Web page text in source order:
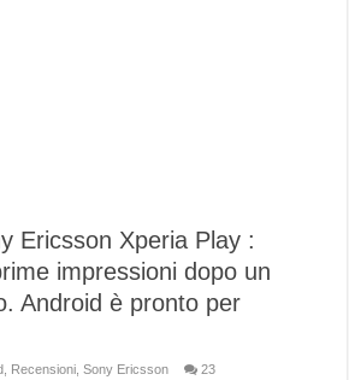
Ericsson Xperia Play :
impressioni dopo un
Android è pronto per
Recensioni ,Sony Ericsson 23